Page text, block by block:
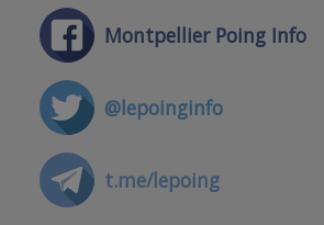
Montpellier Poing Info
@lepoinginfo
t.me/lepoing